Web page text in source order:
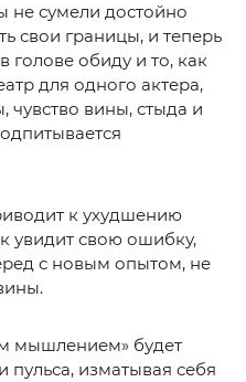
не сумели достойно
свои границы, и теперь
голове обиду и то, как
для одного актера,
чувство вины, стыда и
к ухудшению
увидит свою ошибку,
с новым опытом, не
мышлением» будет
пульса, изматывая себя